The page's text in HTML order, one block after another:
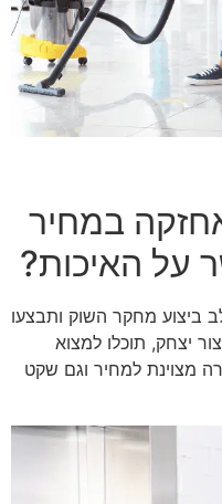
במחיר
על האיכות?
ביצוע מחקר השוק ותבצעו
יצחק, תוכלו למצוא
מצוינת למחיר וגם שקט